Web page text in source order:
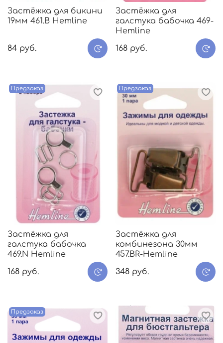
Застёжка для бикини
19мм 461.В Hemline
84 руб.
Застёжка для
галстука бабочка 469-
Hemline
168 руб.
Предзаказ
Застёжка для
галстука бабочка
469.N Hemline
168 руб.
Предзаказ
Застёжка для
комбинезона 30мм
457.BR-Hemline
348 руб.
Предзаказ